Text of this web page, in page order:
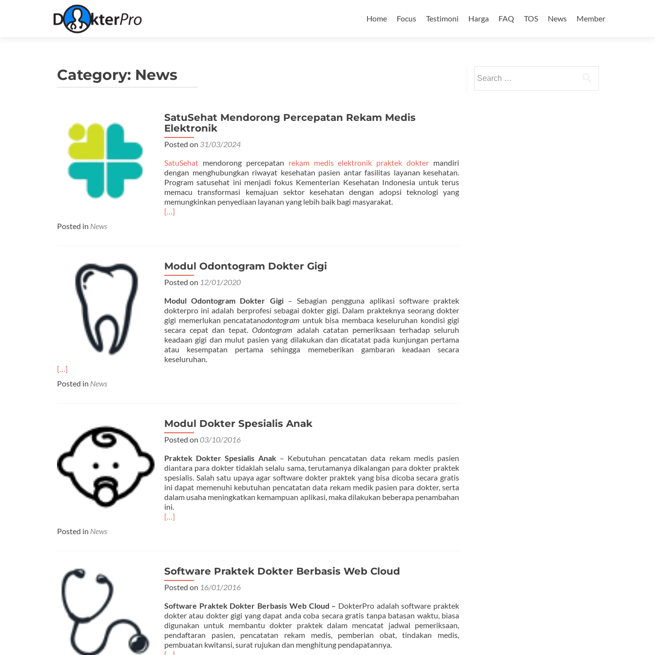
to
Home Focus Testimoni Harga FAQ TOS News Member
Category: News
SatuSehat Mendorong Percepatan Rekam Medis
Elektronik
Posted on 31/03/2024
SatuSehat mendorong percepatan rekam medis elektronik praktek dokter mandiri
dengan menghubungkan riwayat kesehatan pasien antar fasilitas layanan kesehatan.
Program satusehat ini menjadi fokus Kementerian Kesehatan Indonesia untuk terus
memacu transformasi kemajuan sektor kesehatan dengan adopsi teknologi yang
memungkinkan penyediaan layanan yang lebih baik bagi masyarakat.
[…]
Posted in News
Modul Odontogram Dokter Gigi
Posted on 12/01/2020
Modul Odontogram Dokter Gigi – Sebagian pengguna aplikasi software praktek
dokterpro ini adalah berprofesi sebagai dokter gigi. Dalam prakteknya seorang dokter
gigi memerlukan pencatatanodontogram untuk bisa membaca keseluruhan kondisi gigi
secara cepat dan tepat.Odontogram adalah catatan pemeriksaan terhadap seluruh
keadaan gigi dan mulut pasien yang dilakukan dan dicatatat pada kunjungan pertama
atau kesempatan pertama sehingga memeberikan gambaran keadaan secara
keseluruhan.
[…]
Posted in News
Modul Dokter Spesialis Anak
Posted on 03/10/2016
Praktek Dokter Spesialis Anak– Kebutuhan pencatatan data rekam medis pasien
diantara para dokter tidaklah selalu sama, terutamanya dikalangan para dokter praktek
spesialis. Salah satu upaya agar software dokter praktek yang bisa dicoba secara gratis
ini dapat memenuhi kebutuhan pencatatan data rekam medik pasien para dokter, serta
dalam usaha meningkatkan kemampuan aplikasi, maka dilakukan beberapa penambahan
ini.
[…]
Posted in News
Software Praktek Dokter Berbasis Web Cloud
Posted on 16/01/2016
Software Praktek Dokter Berbasis Web Cloud – DokterPro adalah software praktek
dokter atau dokter gigi yang dapat anda coba secara gratis tanpa batasan waktu, biasa
digunakan untuk membantu dokter praktek dalam mencatat jadwal pemeriksaan,
pendaftaran pasien, pencatatan rekam medis, pemberian obat, tindakan medis,
pembuatan kwitansi, surat rujukan dan menghitung pendapatannya.
for: